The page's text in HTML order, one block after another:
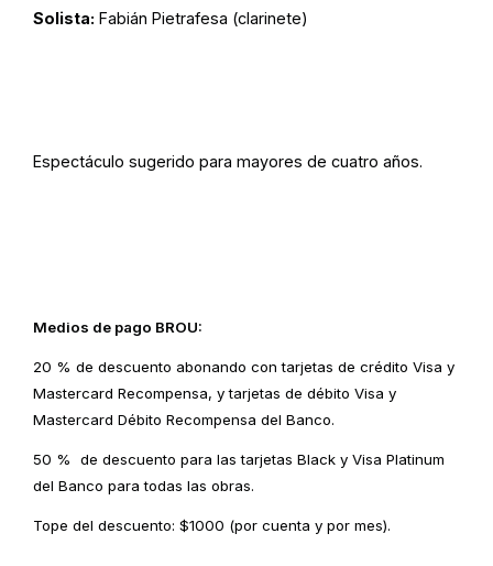
Solista: Fabián Pietrafesa (clarinete)
Espectáculo sugerido para mayores de cuatro años.
Medios de pago BROU:
20 % de descuento abonando con tarjetas de crédito Visa y
Mastercard Recompensa, y tarjetas de débito Visa y
Mastercard Débito Recompensa del Banco.
50 % de descuento para las tarjetas Black y Visa Platinum
del Banco para todas las obras.
Tope del descuento: $1000 (por cuenta y por mes).